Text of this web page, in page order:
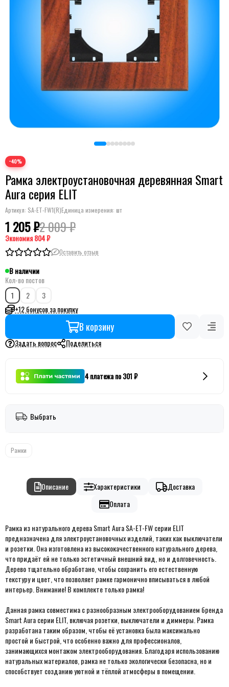
−40%
Рамка электроустановочная деревянная Smart
Aura серия ELIT
Артикул: SA-ET-FW1(R)Единица измерения: шт
1 205 ₽2 009 ₽
Экономия804 ₽
Оставить отзыв
В наличии
Кол-во постов
1
2
3
+12 бонусов за покупку
В корзину
Задать вопрос Поделиться
4 платежа по 301 ₽
Выбрать
Рамки
Описание Характеристики
Доставка
Оплата
Рамка из натурального дерева Smart Aura SA-ET-FW серии ELIT
предназначена для электроустановочных изделий, таких как выключатели
и розетки. Она изготовлена из высококачественного натурального дерева,
что придаёт ей не только эстетичный внешний вид, но и долговечность.
Дерево тщательно обработано, чтобы сохранить его естественную
текстуру и цвет, что позволяет рамке гармонично вписываться в любой
интерьер. Внимание! В комплекте только рамка!
Данная рамка совместима с разнообразным электрооборудованием бренда
Smart Aura серии ELIT, включая розетки, выключатели и диммеры. Рамка
разработана таким образом, чтобы её установка была максимально
простой и быстрой, что особенно важно для профессионалов,
занимающихся монтажом электрооборудования. Благодаря использованию
натуральных материалов, рамка не только экологически безопасна, но и
способствует созданию уютной и тёплой атмосферы в помещении.